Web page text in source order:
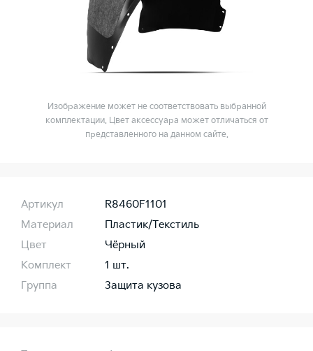
Изображение может не соответствовать выбранной
комплектации. Цвет аксессуара может отличаться от
представленного на данном сайте.
Артикул
R8460F1101
Материал
Пластик/Текстиль
Цвет
Чёрный
Комплект
1 шт.
Группа
Защита кузова